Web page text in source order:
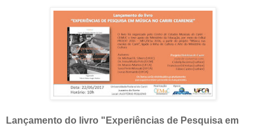
Lançamento do livro "Experiências de Pesquisa em